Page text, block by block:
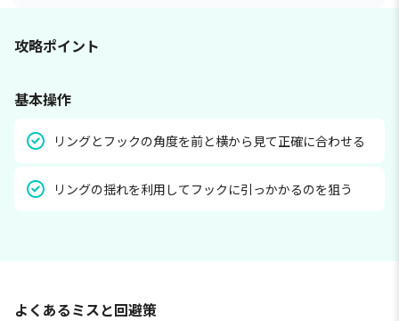
攻略ポイント
基本操作
リングとフックの角度を前と横から見て正確に合わせる
リングの揺れを利用してフックに引っかかるのを狙う
よくあるミスと回避策